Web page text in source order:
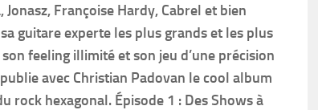
Françoise Hardy, Cabrel et bien
guitare experte les plus grands et les plus
feeling illimité et son jeu d’une précision
avec Christian Padovan le cool album
rock hexagonal. Épisode 1 : Des Shows à